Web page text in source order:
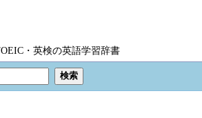
・英検の英語学習辞書